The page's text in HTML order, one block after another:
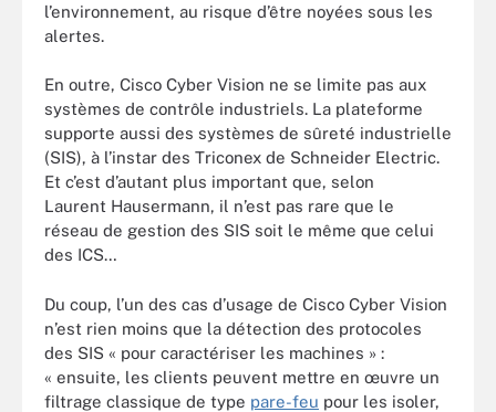
l’environnement, au risque d’être noyées sous les
alertes.
En outre, Cisco Cyber Vision ne se limite pas aux
systèmes de contrôle industriels. La plateforme
supporte aussi des systèmes de sûreté industrielle
(SIS), à l’instar des Triconex de Schneider Electric.
Et c’est d’autant plus important que, selon
Laurent Hausermann, il n’est pas rare que le
réseau de gestion des SIS soit le même que celui
des ICS…
Du coup, l’un des cas d’usage de Cisco Cyber Vision
n’est rien moins que la détection des protocoles
des SIS « pour caractériser les machines » :
« ensuite, les clients peuvent mettre en œuvre un
filtrage classique de type pare-feu pour les isoler,